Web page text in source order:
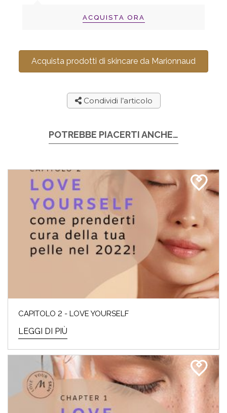
ACQUISTA ORA
Acquista prodotti di skincare da Marionnaud
Condividi l’articolo
POTREBBE PIACERTI ANCHE…
CAPITOLO 2 - LOVE YOURSELF
LEGGI DI PIÙ